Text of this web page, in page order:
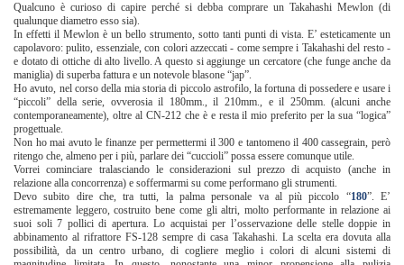
Qualcuno è curioso di capire perché si debba comprare un Takahashi Mewlon (di
qualunque diametro esso sia).
In effetti il Mewlon è un bello strumento, sotto tanti punti di vista. E’ esteticamente un
capolavoro: pulito, essenziale, con colori azzeccati - come sempre i Takahashi del resto -
e dotato di ottiche di alto livello. A questo si aggiunge un cercatore (che funge anche da
maniglia) di superba fattura e un notevole blasone “jap”.
Ho avuto, nel corso della mia storia di piccolo astrofilo, la fortuna di possedere e usare i
“piccoli” della serie, ovverosia il 180mm., il 210mm., e il 250mm. (alcuni anche
contemporaneamente), oltre al CN-212 che è e resta il mio preferito per la sua “logica”
progettuale.
Non ho mai avuto le finanze per permettermi il 300 e tantomeno il 400 cassegrain, però
ritengo che, almeno per i più, parlare dei “cuccioli” possa essere comunque utile.
Vorrei cominciare tralasciando le considerazioni sul prezzo di acquisto (anche in
relazione alla concorrenza) e soffermarmi su come performano gli strumenti.
Devo subito dire che, tra tutti, la palma personale va al più piccolo “180”. E’
estremamente leggero, costruito bene come gli altri, molto performante in relazione ai
suoi soli 7 pollici di apertura. Lo acquistai per l’osservazione delle stelle doppie in
abbinamento al rifrattore FS-128 sempre di casa Takahashi. La scelta era dovuta alla
possibilità, da un centro urbano, di cogliere meglio i colori di alcuni sistemi di